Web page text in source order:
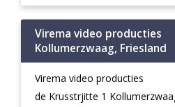
Virema video producties
Kollumerzwaag, Friesland
Virema video producties
de Krusstrjitte 1